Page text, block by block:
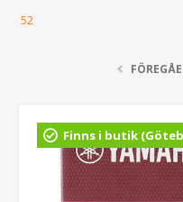
52
Finns i butik